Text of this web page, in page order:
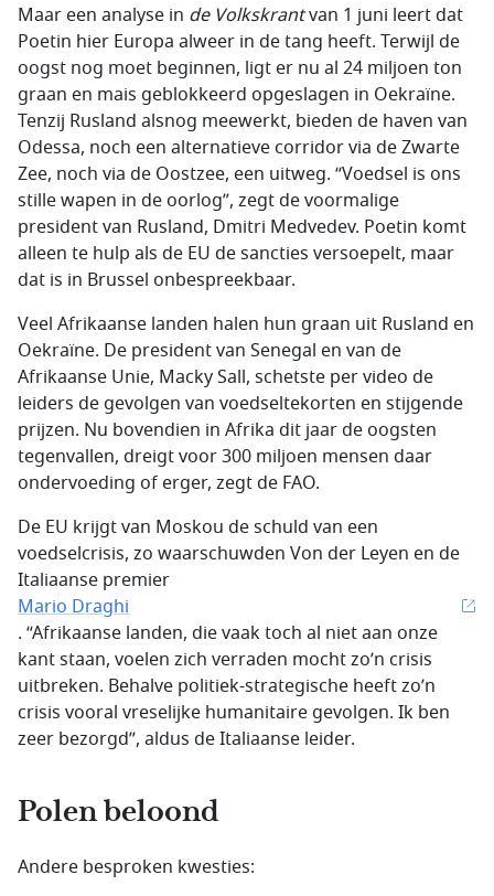
Maar een analyse in de Volkskrantvan 1 juni leert dat
Poetin hier Europa alweer in de tang heeft. Terwijl de
oogst nog moet beginnen, ligt er nu al 24 miljoen ton
graan en mais geblokkeerd opgeslagen in Oekraïne.
Tenzij Rusland alsnog meewerkt, bieden de haven van
Odessa, noch een alternatieve corridor via de Zwarte
Zee, noch via de Oostzee, een uitweg. “Voedsel is ons
stille wapen in de oorlog”, zegt de voormalige
president van Rusland, Dmitri Medvedev. Poetin komt
alleen te hulp als de EU de sancties versoepelt, maar
dat is in Brussel onbespreekbaar.
Veel Afrikaanse landen halen hun graan uit Rusland en
Oekraïne. De president van Senegal en van de
Afrikaanse Unie, Macky Sall, schetste per video de
leiders de gevolgen van voedseltekorten en stijgende
prijzen. Nu bovendien in Afrika dit jaar de oogsten
tegenvallen, dreigt voor 300 miljoen mensen daar
ondervoeding of erger, zegt de FAO.
De EU krijgt van Moskou de schuld van een
voedselcrisis, zo waarschuwden Von der Leyen en de
Italiaanse premier
Mario Draghi
. “Afrikaanse landen, die vaak toch al niet aan onze
kant staan, voelen zich verraden mocht zo’n crisis
uitbreken. Behalve politiek-strategische heeft zo’n
crisis vooral vreselijke humanitaire gevolgen. Ik ben
zeer bezorgd”, aldus de Italiaanse leider.
Polen beloond
Andere besproken kwesties: